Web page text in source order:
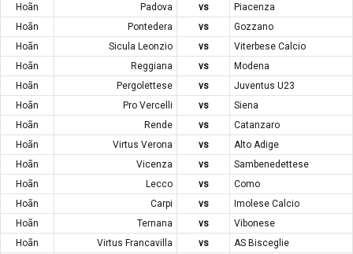
Hoãn
Padova vs
Piacenza
Hoãn
Pontedera vs
Gozzano
Hoãn
Sicula Leonzio vs
Viterbese Calcio
Hoãn
Reggiana vs
Modena
Hoãn
Pergolettese vs
Juventus U23
Hoãn
Pro Vercelli vs
Siena
Hoãn
Rende vs
Catanzaro
Hoãn
Virtus Verona vs
Alto Adige
Hoãn
Vicenza vs
Sambenedettese
Hoãn
Lecco vs
Como
Hoãn
Carpi vs
Imolese Calcio
Hoãn
Ternana vs
Vibonese
Hoãn
Virtus Francavilla vs AS Bisceglie